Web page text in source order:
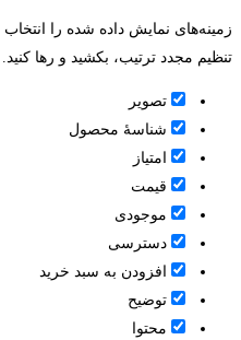
زمینه‌های نمایش داده شده را
تنظیم مجدد ترتیب، بکشید و رها کنید.
تصویر
شناسۀ محصول
امتیاز
قيمت
موجودی
دسترسی
افزودن به سبد خرید
توضیح
محتوا